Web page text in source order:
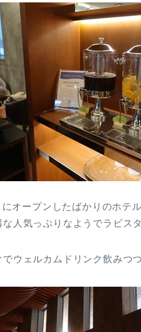
オープンしたばかりのホテ
な人気っぷりなようでラビス
でウェルカムドリンク飲みつ